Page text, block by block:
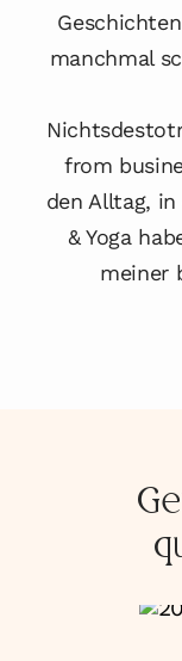
manchmal
from
den Alltag,
& Yoga
meiner